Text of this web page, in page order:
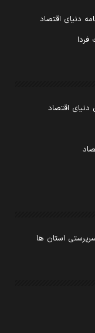
دنیای اقتصاد
فردا
اقتصاد
استان ها